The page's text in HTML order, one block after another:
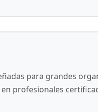
para grandes
profesionales